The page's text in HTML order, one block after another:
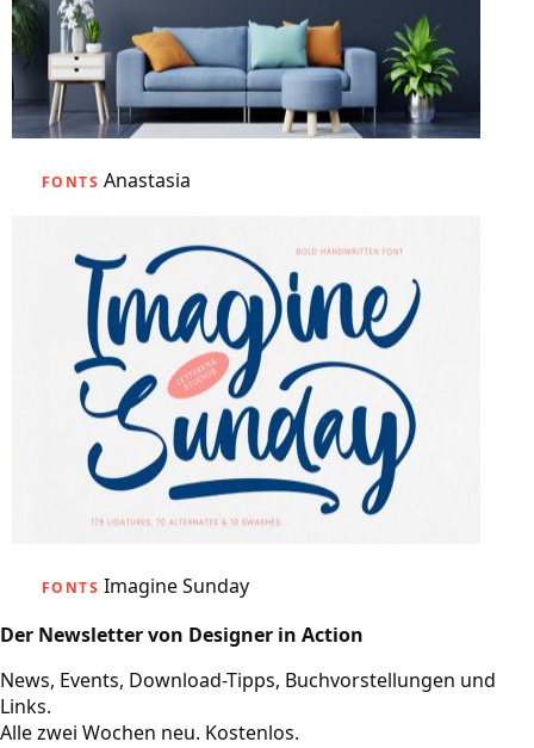
FONTS Anastasia
FONTS Imagine Sunday
Der Newsletter von Designer in Action
News, Events, Download-Tipps, Buchvorstellungen und
Links.
Alle zwei Wochen neu. Kostenlos.